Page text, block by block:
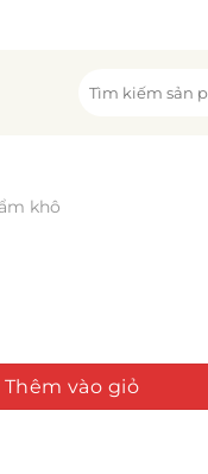
kiếm:
khô
Thêm vào giỏ